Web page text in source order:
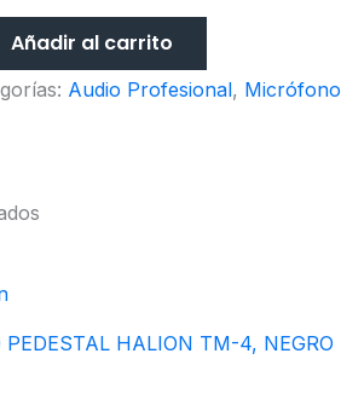
Añadir al carrito
Audio Profesional, Micrófono
PEDESTAL HALION TM-4, NEGRO